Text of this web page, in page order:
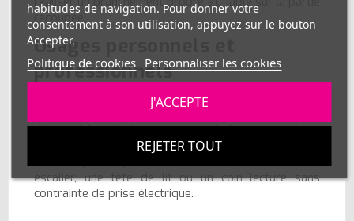
recoupée.
Usages personnels et
professionnels
mobilité, ce kit convient aux
plateaux photo/vidéo
d’exposition,événementsetvitrinesnécessitant
une mise en lumière rapide et propre. Pour un usage
escalier, une tête de lit ou un coin lecture sans
contrainte de prise électrique.
habitudes de navigation. Pour donner votre
consentement à son utilisation, appuyez sur le bouton
Accepter.
Politique de cookies Personnaliser les cookies
REJETER TOUT
J'ACCEPTE